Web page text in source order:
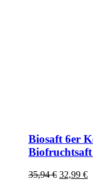
Biosaft 6er
35,94€ 32,99 €